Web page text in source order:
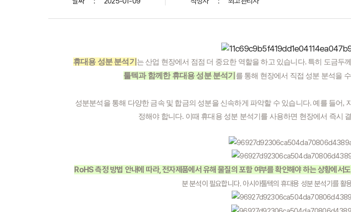
휴대용 성분 분석기 는 산업 현장에서 점점 더 중요한 역할을 하고 있습니다. 특히 도금
툴텍과 함께한 휴대용 성분 분석기 를 통해 현장에서 직접 성분 분석을
성분분석을 통해 다양한 금속 및 합금의 성분을 신속하게 파악할 수 있습니다. 예를 들어
정해야 합니다. 이때 휴대용 성분 분석기를 사용하면 현장에서 즉시
RoHS 측정 방법 안내에 따라, 전자제품에서 유해 물질의 포함 여부를 확인해야 하는 상황에서
분 분석이 필요합니다. 아시아툴텍의 휴대용 성분 분석기를 활